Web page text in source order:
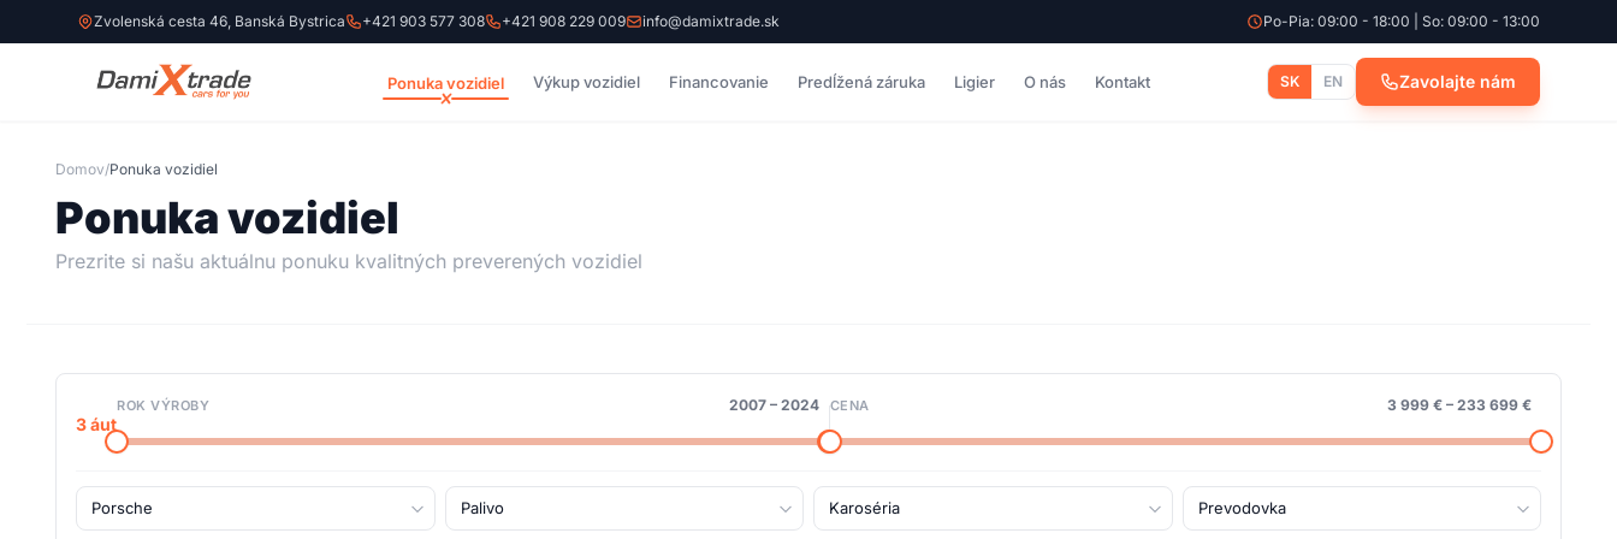
Zvolenská cesta 46, Banská Bystrica +421 903 577 308 +421 908 229 009 info@damixtrade.sk Po-Pia: 09:00 - 18:00 | So: 09:00 - 13:00
Ponuka vozidiel Výkup vozidiel Financovanie Predĺžená záruka Ligier O nás Kontakt SK EN Zavolajte nám
Domov/Ponuka vozidiel
Ponuka vozidiel
Prezrite si našu aktuálnu ponuku kvalitných preverených vozidiel
3áut
ROK VÝROBY 2007– 2024 CENA 3 999 € – 233 699 €